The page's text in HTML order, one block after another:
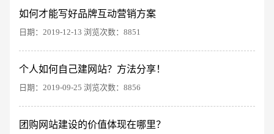
如何才能写好品牌互动营销方案
日期：2019-12-13 浏览次数：8851
个人如何自己建网站？方法分享！
日期：2019-09-25 浏览次数：8856
团购网站建设的价值体现在哪里？